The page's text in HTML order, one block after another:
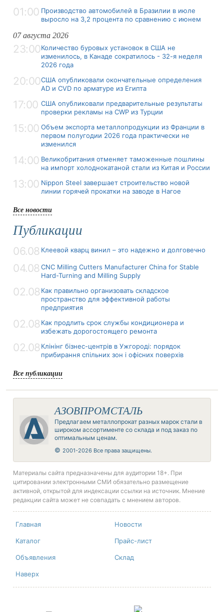
01:00 Производство автомобилей в Бразилии в июле
выросло на 3,2 процента по сравнению с июнем
07 августа 2026
23:00Количество буровых установок в США не
изменилось, в Канаде сократилось - 32-я неделя
2026 года
20:00США опубликовали окончательные определения
AD и CVD по арматуре из Египта
17:00 США опубликовали предварительные результаты
проверки рекламы на CWP из Турции
15:00 Объем экспорта металлопродукции из Франции в
первом полугодии 2026 года практически не
изменился
14:00 Великобритания отменяет таможенные пошлины
на импорт холоднокатаной стали из Китая и России
13:00 Nippon Steel завершает строительство новой
линии горячей прокатки на заводе в Нагое
Все новости
Публикации
06.08 Клеевой кварц винил – это надежно и долговечно
04.08 CNC Milling Cutters Manufacturer China for Stable
Hard-Turning and Milling Supply
02.08 Как правильно организовать складское
пространство для эффективной работы
предприятия
02.08 Как продлить срок службы кондиционера и
избежать дорогостоящего ремонта
02.08 Клінінг бізнес-центрів в Ужгороді: порядок
прибирання спільних зон і офісних поверхів
Все публикации
АЗОВПРОМСТАЛЬ
Предлагаем металлопрокат разных марок стали в
широком ассортименте со склада и под заказ по
оптимальным ценам.
© 2001-2026 Все права защищены.
Материалы сайта предназначены для аудитории 18+. При
цитировании электронными СМИ обязательно размещение
активной, открытой для индексации ссылки на источник. Мнение
редакции сайта может не совпадать с мнением авторов.
Главная Новости
Каталог Прайс-лист
Объявления Склад
Наверх